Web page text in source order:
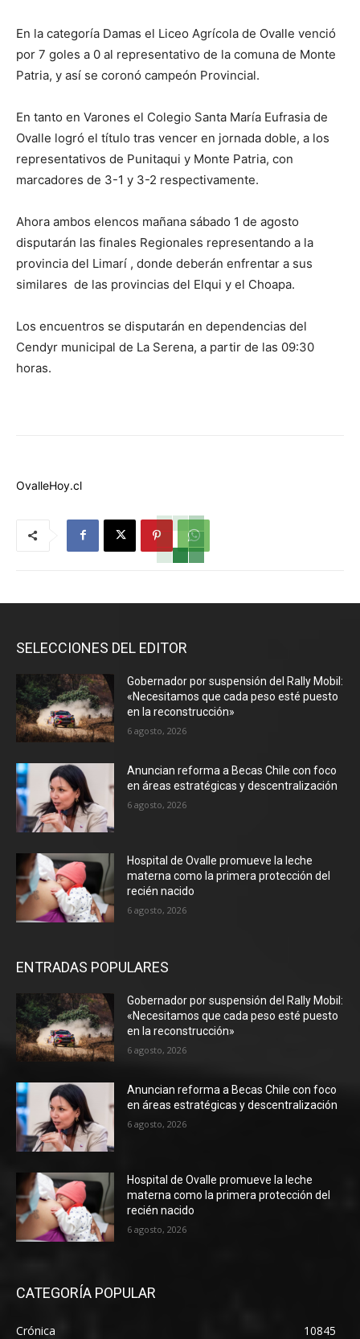
En la categoría Damas el Liceo Agrícola de Ovalle venció
por 7 goles a 0 al representativo de la comuna de Monte
Patria, y así se coronó campeón Provincial.
En tanto en Varones el Colegio Santa María Eufrasia de
Ovalle logró el título tras vencer en jornada doble, a los
representativos de Punitaqui y Monte Patria, con
marcadores de 3-1 y 3-2 respectivamente.
Ahora ambos elencos mañana sábado 1 de agosto
disputarán las finales Regionales representando a la
provincia del Limarí , donde deberán enfrentar a sus
similares de las provincias del Elqui y el Choapa.
Los encuentros se disputarán en dependencias del
Cendyr municipal de La Serena, a partir de las 09:30
horas.
OvalleHoy.cl
SELECCIONES DEL EDITOR
Gobernador por suspensión del Rally Mobil:
«Necesitamos que cada peso esté puesto
en la reconstrucción»
6 agosto, 2026
Anuncian reforma a Becas Chile con foco
en áreas estratégicas y descentralización
6 agosto, 2026
Hospital de Ovalle promueve la leche
materna como la primera protección del
recién nacido
6 agosto, 2026
ENTRADAS POPULARES
Gobernador por suspensión del Rally Mobil:
«Necesitamos que cada peso esté puesto
en la reconstrucción»
6 agosto, 2026
Anuncian reforma a Becas Chile con foco
en áreas estratégicas y descentralización
6 agosto, 2026
Hospital de Ovalle promueve la leche
materna como la primera protección del
recién nacido
6 agosto, 2026
CATEGORÍA POPULAR
Crónica
10845